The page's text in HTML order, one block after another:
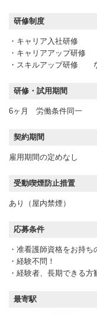
研修制度
・キャリア入社研修
・キャリアアップ研修
・スキルアップ研修
研修・試用期間
6ヶ月 労働条件同一
契約期間
雇用期間の定めなし
受動喫煙防止措置
あり（屋内禁煙）
応募条件
・准看護師資格をお持ち
・経験不問！
・経験者、長期できる方
最寄駅